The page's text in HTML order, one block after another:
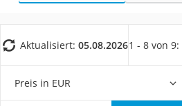
Aktualisiert: 05.08.20261 - 8 von 9:
Preis in EUR